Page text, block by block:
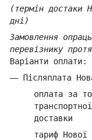
(термін достаки
дні)
Замовлення
перевізнику
Варіанти оплати:
— Післяплата
оплата за
доставки
тариф Нової